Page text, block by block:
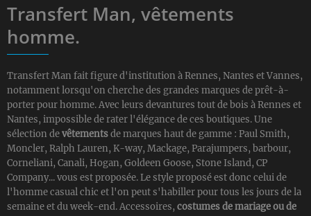
Transfert Man, vêtements
homme.
Transfert Man fait figure d'institution à Rennes, Nantes et Vannes,
notamment lorsqu'on cherche des grandes marques de prêt-à-
porter pour homme. Avec leurs devantures tout de bois à Rennes et
Nantes, impossible de rater l'élégance de ces boutiques. Une
sélection devêtementsde marques haut de gamme : Paul Smith,
Moncler, Ralph Lauren, K-way, Mackage, Parajumpers, barbour,
Corneliani, Canali, Hogan, Goldeen Goose, Stone Island, CP
Company... vous est proposée. Le style proposé est donc celui de
l'homme casual chic et l'on peut s'habiller pour tous les jours de la
semaine et du week-end. Accessoires, costumes de mariage ou de